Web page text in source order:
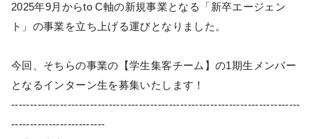
2025年9月からto C軸の新規事業となる「新卒エージェン
ト」の事業を立ち上げる運びとなりました。
今回、そちらの事業の【学生集客チーム】の1期生メンバー
となるインターン生を募集いたします！
-----------------------------------------------------------------------------
-------------------------